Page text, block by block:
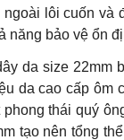
ngoài lôi cuốn và
năng bảo vệ ổn
da size 22mm
da cao cấp ôm
phong thái quý
tạo nên tổng